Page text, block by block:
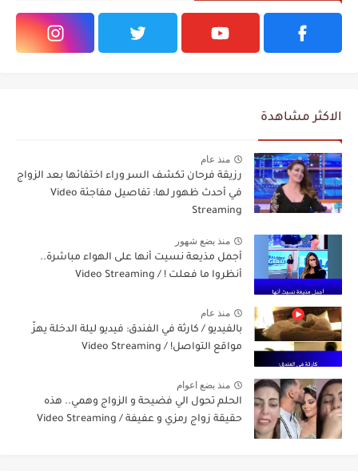
الاكثر مشاهدة
منذ عام
رزيقة فرحان تكشف السر وراء اختفائها بعد الزواج
في أحدث ظهور لها: تفاصيل مفاجئة Video
Streaming
منذ بضع شهور
أجمل مذيعة نسيت أنها على الهواء مباشرة..
أنظروا ما فعلت ! / Video Streaming
منذ عام
بالفيديو / كارثة في الفندق: فيديو ليلة الدخلة يهزّ
مواقع التواصل! / Video Streaming
منذ بضع اعوام
الحلم تحول الي فضيحة و الزواج وهمي.. هذه
حقيقة زواج رمزي و عفيفة / Video Streaming